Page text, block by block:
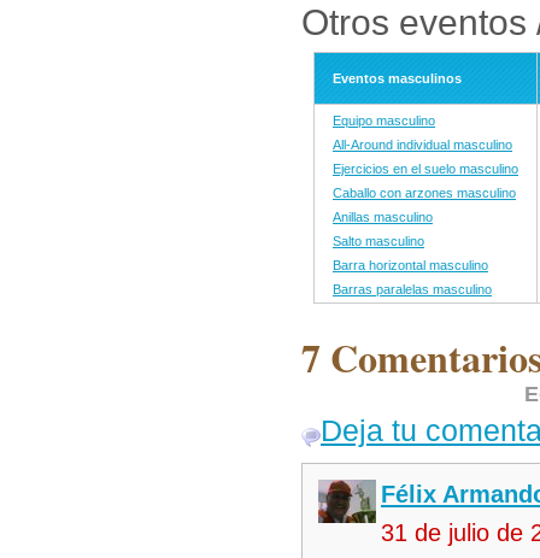
Otros
Eventos masculinos
Equipo masculino
All-Around individual masculino
Ejercicios en el suelo masculino
Caballo con arzones masculino
Anillas masculino
Salto masculino
Barra horizontal masculino
Barras paralelas masculino
7
Deja tu
Félix
31 de julio de